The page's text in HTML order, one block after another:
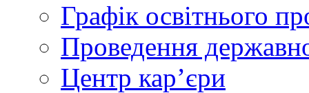
Графік освітнього
Проведення
Центр кар’єри